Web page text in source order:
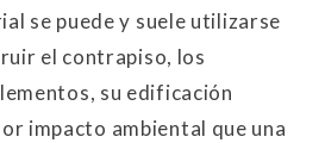
se puede y suele utilizarse
el contrapiso, los
su edificación
impacto ambiental que una